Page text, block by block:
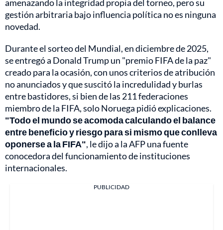
amenazando la integridad propia del torneo, pero su
gestión arbitraria bajo influencia política no es ninguna
novedad.
Durante el sorteo del Mundial, en diciembre de 2025,
se entregó a Donald Trump un "premio FIFA de la paz"
creado para la ocasión, con unos criterios de atribución
no anunciados y que suscitó la incredulidad y burlas
entre bastidores, si bien de las 211 federaciones
miembro de la FIFA, solo Noruega pidió explicaciones.
"Todo el mundo se acomoda calculando el balance
entre beneficio y riesgo para si mismo que conlleva
oponerse a la FIFA", le dijo a la AFP una fuente
conocedora del funcionamiento de instituciones
internacionales.
PUBLICIDAD